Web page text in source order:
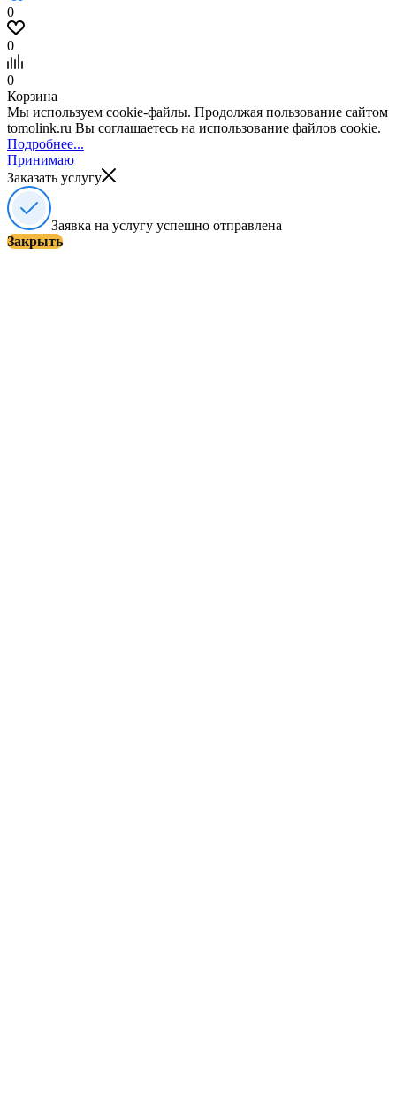
0
0
0
Корзина
Мы используем cookie-файлы. Продолжая пользование сайтом
tomolink.ru Вы соглашаетесь на использование файлов cookie.
Подробнее...
Принимаю
Заказать услугу
Заявка на услугу успешно отправлена
Закрыть